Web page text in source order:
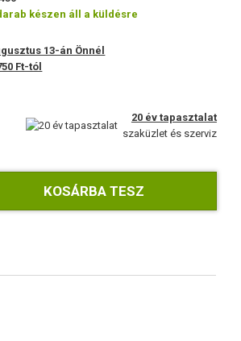
készen áll a küldésre
13-án Önnél
Ft-tól
20 év tapasztalat
szaküzlet és szerviz